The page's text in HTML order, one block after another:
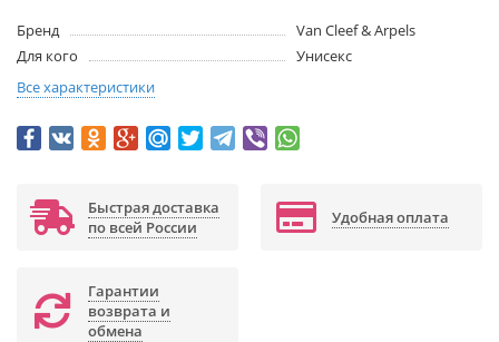
Бренд
Van Cleef & Arpels
Для кого
Унисекс
Все характеристики
Быстрая доставка
по всей России
Удобная оплата
Гарантии
возврата и
обмена